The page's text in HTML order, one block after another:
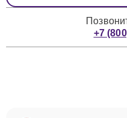
+7